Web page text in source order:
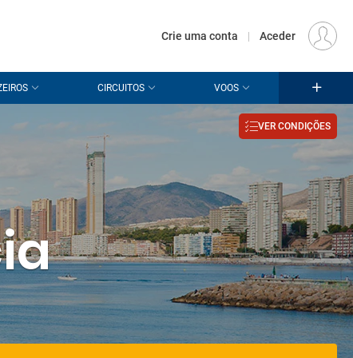
Crie uma conta | Aceder
CIRCUITOS VOOS
VER CONDIÇÕES